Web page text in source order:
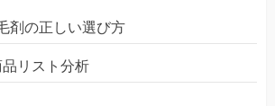
剤の正しい選び方
リスト分析